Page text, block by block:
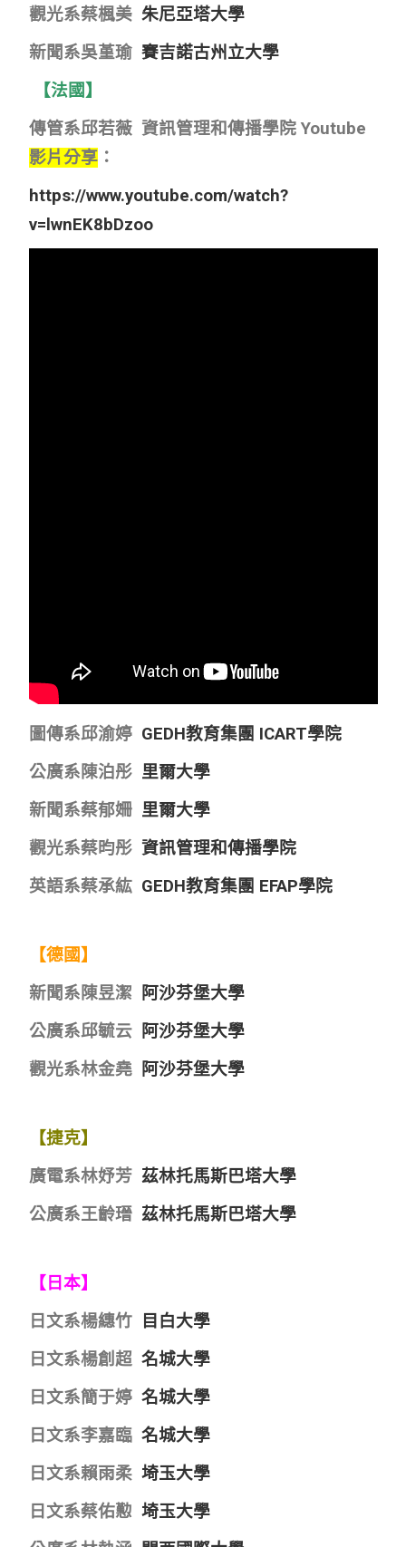
觀光系蔡楓美 朱尼亞塔大學
新聞系吳堇瑜 賽吉諾古州立大學
【法國】
傳管系邱若薇 資訊管理和傳播學院 Youtube
影片分享：
https://www.youtube.com/watch?
v=lwnEK8bDzoo
圖傳系邱渝婷 GEDH教育集團 ICART學院
公廣系陳泊彤 里爾大學
新聞系蔡郁姍 里爾大學
觀光系蔡昀彤 資訊管理和傳播學院
英語系蔡承紘 GEDH教育集團 EFAP學院
【德國】
新聞系陳昱潔
阿沙芬堡大學
公廣系邱毓云 阿沙芬堡大學
觀光系林金堯 阿沙芬堡大學
【捷克】
廣電系林妤芳 茲林托馬斯巴塔大學
公廣系王齡瑨 茲林托馬斯巴塔大學
【日本】
日文系楊繐竹
目白大學
日文系楊創超 名城大學
日文系簡于婷 名城大學
日文系李嘉臨 名城大學
日文系賴雨柔 埼玉大學
日文系蔡佑懃 埼玉大學